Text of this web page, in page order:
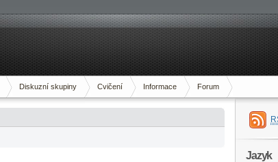
Diskuzní skupiny Cvičení Informace Forum
Jazyk